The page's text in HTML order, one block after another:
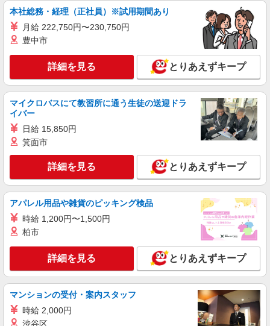
本社総務・経理（正社員）※試用期間あり
月給 222,750円〜230,750円
豊中市
詳細を見る とりあえずキープ
マイクロバスにて教習所に通う生徒の送迎ドラ
イバー
日給 15,850円
箕面市
詳細を見る とりあえずキープ
アパレル用品や雑貨のピッキング検品
時給 1,200円〜1,500円
柏市
詳細を見る とりあえずキープ
マンションの受付・案内スタッフ
時給 2,000円
渋谷区